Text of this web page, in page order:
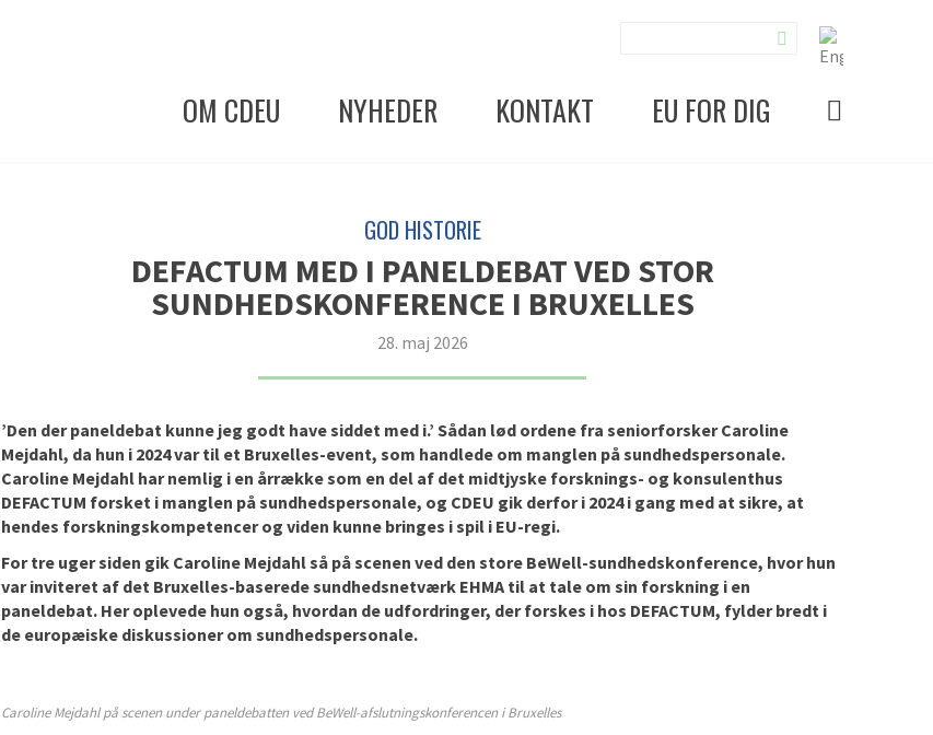
OM CDEU NYHEDER KONTAKT EU FOR DIG
GOD HISTORIE
DEFACTUM MED I PANELDEBAT VED STOR
SUNDHEDSKONFERENCE I BRUXELLES
28. maj 2026
’Den der paneldebat kunne jeg godt have siddet med i.’ Sådan lød ordene fra seniorforsker Caroline
Mejdahl, da hun i 2024 var til et Bruxelles-event, som handlede om manglen på sundhedspersonale.
Caroline Mejdahl har nemlig i en årrække som en del af det midtjyske forsknings- og konsulenthus
DEFACTUM forsket i manglen på sundhedspersonale, og CDEU gik derfor i 2024 i gang med at sikre, at
hendes forskningskompetencer og viden kunne bringes i spil i EU-regi.
For tre uger siden gik Caroline Mejdahl så på scenen ved den store BeWell-sundhedskonference, hvor hun
var inviteret af det Bruxelles-baserede sundhedsnetværk EHMA til at tale om sin forskning i en
paneldebat. Her oplevede hun også, hvordan de udfordringer, der forskes i hos DEFACTUM, fylder bredt i
de europæiske diskussioner om sundhedspersonale.
Caroline Mejdahl på scenen under paneldebatten ved BeWell-afslutningskonferencen i Bruxelles